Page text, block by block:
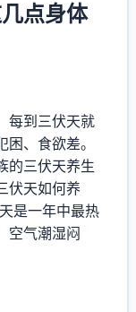
点身体
每到三伏天就
、食欲差。
的三伏天养生
伏天如何养
是一年中最热
空气潮湿闷